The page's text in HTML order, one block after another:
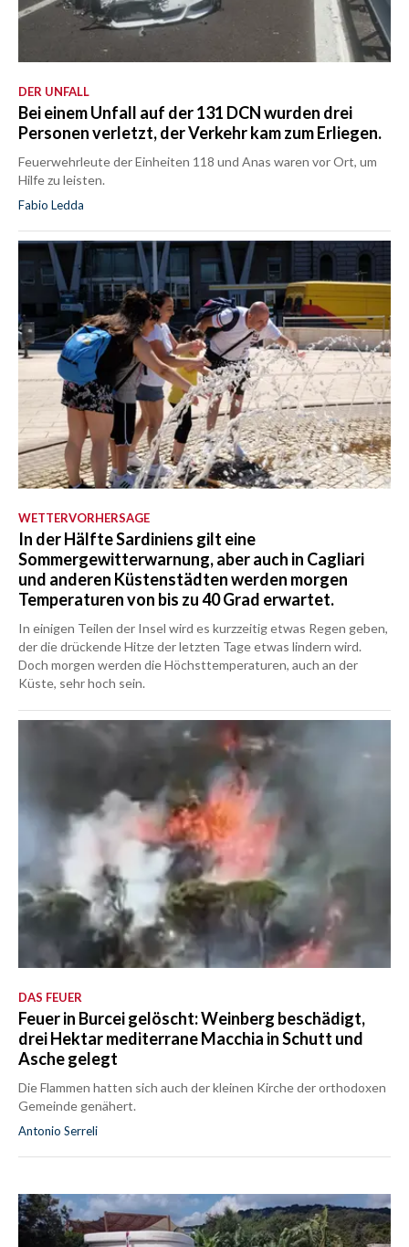
DER UNFALL
Bei einem Unfall auf der 131 DCN wurden drei
Personen verletzt, der Verkehr kam zum Erliegen.
Feuerwehrleute der Einheiten 118 und Anas waren vor Ort, um
Hilfe zu leisten.
Fabio Ledda
WETTERVORHERSAGE
In der Hälfte Sardiniens gilt eine
Sommergewitterwarnung, aber auch in Cagliari
und anderen Küstenstädten werden morgen
Temperaturen von bis zu 40 Grad erwartet.
In einigen Teilen der Insel wird es kurzzeitig etwas Regen geben,
der die drückende Hitze der letzten Tage etwas lindern wird.
Doch morgen werden die Höchsttemperaturen, auch an der
Küste, sehr hoch sein.
DAS FEUER
Feuer in Burcei gelöscht: Weinberg beschädigt,
drei Hektar mediterrane Macchia in Schutt und
Asche gelegt
Die Flammen hatten sich auch der kleinen Kirche der orthodoxen
Gemeinde genähert.
Antonio Serreli